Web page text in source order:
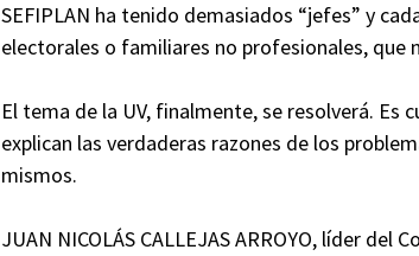
SEFIPLAN ha tenido demasiados “jefes” y
electorales o familiares no profesionales,
El tema de la UV, finalmente, se resolverá.
explican las verdaderas razones de los
mismos.
JUAN NICOLÁS CALLEJAS ARROYO, líder del